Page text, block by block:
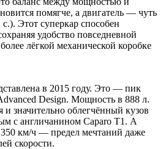
помягче, а двигатель — чуть
Этот суперкар способен
удобство повседневной
лёгкой механической коробке
в 2015 году. Это — пик
Design. Мощность в 888 л.
и значительно облегчённый кузов
с англичанином Caparo T1. А
350 км/ч — предел мечтаний даже
скорости.